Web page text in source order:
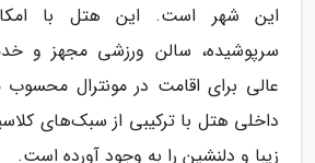
این شهر است. این هتل با
سرپوشیده، سالن ورزشی مجهز و
عالی برای اقامت در مونترال
داخلی هتل با ترکیبی از سبک‌های
زیبا و دلنشین را به وجود آورده است.